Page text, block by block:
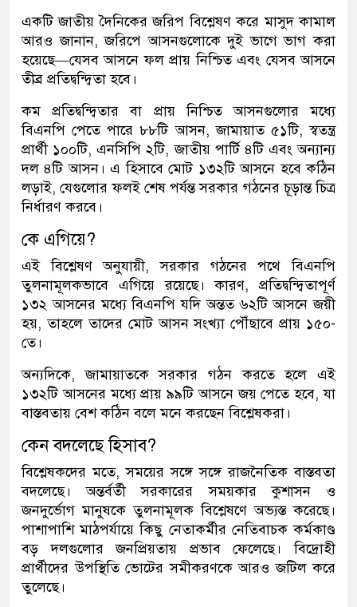
একটি জাতীয় দৈনিকের জরিপ বিশ্লেষণ করে মাসুদ কামাল
আরও জানান, জরিপে আসনগুলোকে দুই ভাগে ভাগ করা
হয়েছে—যেসব আসনে ফল প্রায় নিশ্চিত এবং যেসব আসনে
তীব্র প্রতিদ্বন্দ্বিতা হবে।
কম প্রতিদ্বন্দ্বিতার বা প্রায় নিশ্চিত আসনগুলোর মধ্যে
বিএনপি পেতে পারে ৮৮টি আসন, জামায়াত ৫১টি, স্বতন্ত্র
প্রার্থী ১০০টি, এনসিপি ২টি, জাতীয় পার্টি ৪টি এবং অন্যান্য
দল ৪টি আসন। এ হিসাবে মোট ১৩২টি আসনে হবে কঠিন
লড়াই, যেগুলোর ফলই শেষ পর্যন্ত সরকার গঠনের চূড়ান্ত চিত্র
নির্ধারণ করবে।
কে এগিয়ে?
এই বিশ্লেষণ অনুযায়ী, সরকার গঠনের পথে বিএনপি
তুলনামূলকভাবে এগিয়ে রয়েছে। কারণ, প্রতিদ্বন্দ্বিতাপূর্ণ
১৩২ আসনের মধ্যে বিএনপি যদি অন্তত ৬২টি আসনে জয়ী
হয়, তাহলে তাদের মোট আসন সংখ্যা পৌঁছাবে প্রায় ১৫০-
তে।
অন্যদিকে, জামায়াতকে সরকার গঠন করতে হলে এই
১৩২টি আসনের মধ্যে প্রায় ৯৯টি আসনে জয় পেতে হবে, যা
বাস্তবতায় বেশ কঠিন বলে মনে করছেন বিশ্লেষকরা।
কেন বদলেছে হিসাব?
বিশ্লেষকদের মতে, সময়ের সঙ্গে সঙ্গে রাজনৈতিক বাস্তবতা
বদলেছে। অন্তর্বর্তী সরকারের সময়কার কুশাসন ও
জনদুর্ভোগ মানুষকে তুলনামূলক বিশ্লেষণে অভ্যস্ত করেছে।
পাশাপাশি মাঠপর্যায়ে কিছু নেতাকর্মীর নেতিবাচক কর্মকাণ্ড
বড় দলগুলোর জনপ্রিয়তায় প্রভাব ফেলেছে। বিদ্রোহী
প্রার্থীদের উপস্থিতি ভোটের সমীকরণকে আরও জটিল করে
তুলেছে।